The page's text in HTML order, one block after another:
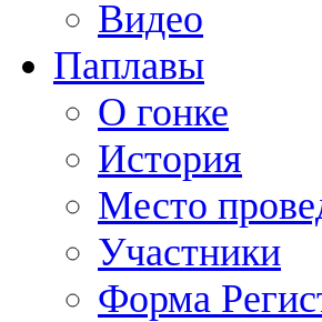
Видео
Паплавы
О гонке
История
Место
Участники
Форма